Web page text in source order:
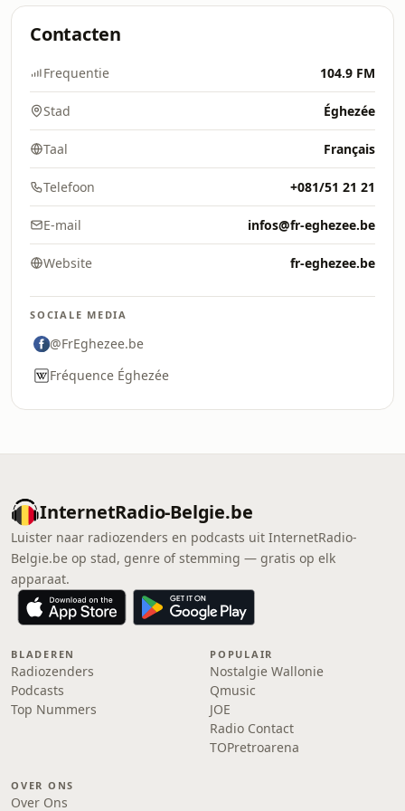
Contacten
Frequentie 104.9 FM
Stad Éghezée
Taal Français
Telefoon +081/51 21 21
E-mail infos@fr-eghezee.be
Website fr-eghezee.be
SOCIALE MEDIA
@FrEghezee.be
Fréquence Éghezée
InternetRadio-Belgie.be
Luister naar radiozenders en podcasts uit InternetRadio-
Belgie.be op stad, genre of stemming — gratis op elk
apparaat.
BLADEREN
Radiozenders
Podcasts
Top Nummers
POPULAIR
Nostalgie Wallonie
Qmusic
JOE
Radio Contact
TOPretroarena
OVER ONS
Over Ons